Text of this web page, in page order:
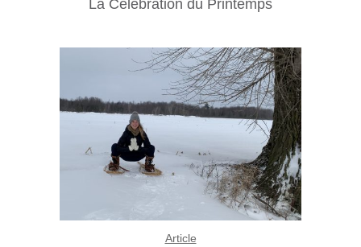
La Célébration du Printemps
Article